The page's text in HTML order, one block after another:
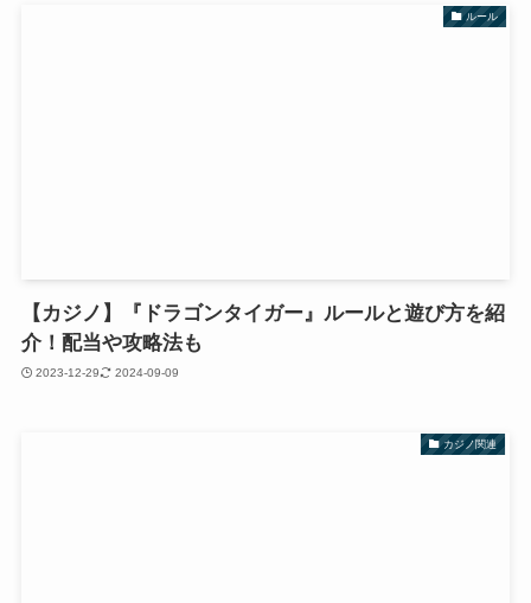
ルール
【カジノ】『ドラゴンタイガー』ルールと遊び方を紹
介！配当や攻略法も
2023-12-29 2024-09-09
カジノ関連